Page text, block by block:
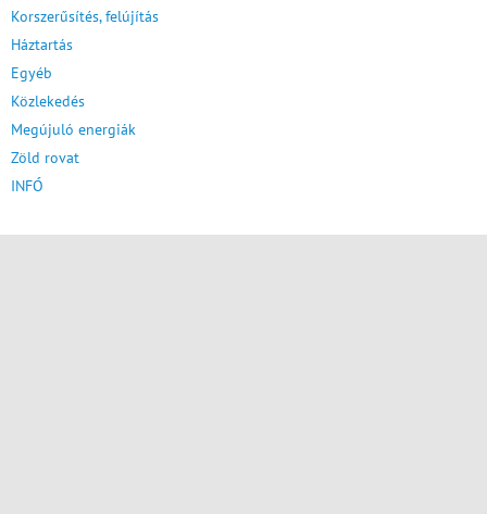
Korszerűsítés, felújítás
Háztartás
Egyéb
Közlekedés
Megújuló energiák
Zöld rovat
INFÓ